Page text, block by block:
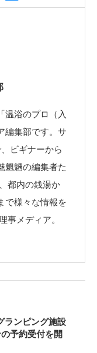
温浴のプロ（入
編集部です。サ
ビギナーから
魍魎の編集者た
都内の銭湯か
で様々な情報を
事メディア。
ランピング施設
予約受付を開